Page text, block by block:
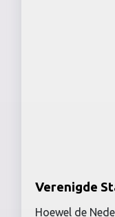
Verenigde
Hoewel de